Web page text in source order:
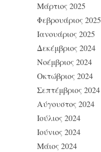
Μάρτιος 2025
Φεβρουάριος 2025
Ιανουάριος 2025
Δεκέμβριος 2024
Νοέμβριος 2024
Οκτώβριος 2024
Σεπτέμβριος 2024
Αύγουστος 2024
Ιούλιος 2024
Ιούνιος 2024
Μάιος 2024